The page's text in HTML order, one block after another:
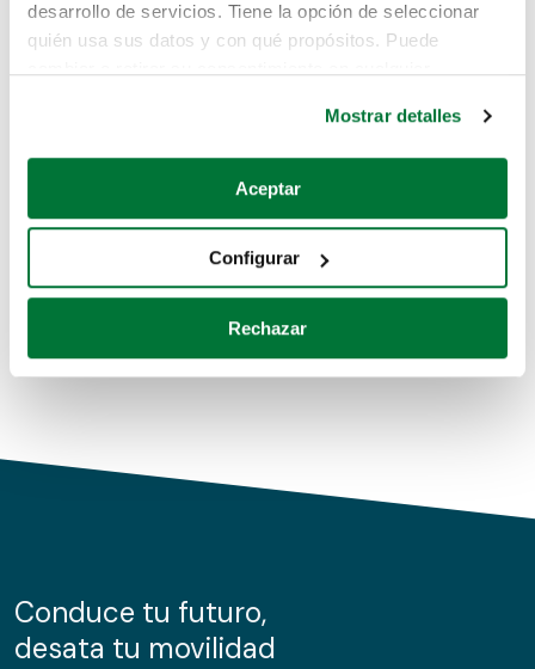
desarrollo de servicios. Tiene la opción de seleccionar
quién usa sus datos y con qué propósitos. Puede
Si lo permite, también quisiéramos:
Recopilar información sobre su ubicación geográfica
Identificar su dispositivo analizándolo activamente
para buscar características específicas (huellas
Obtenga más información sobre cómo se procesan sus
de cookies.
información sobre el uso que haga del sitio web con
nuestros partners de redes sociales, publicidad y análisis
Mostrar detalles
Aceptar
Configurar
Rechazar
Pero puedes encontrar el coche que estás
buscando en alguno de estos enlaces:
Coches de segunda mano
Coches de km0
Conduce tu futuro,
desata tu movilidad